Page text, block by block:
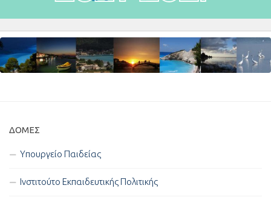
ΔΟΜΈΣ
Υπουργείο Παιδείας
Ινστιτούτο Εκπαιδευτικής Πολιτικής